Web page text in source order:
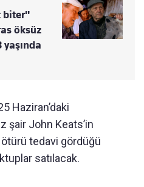
biter"
öksüz
Haziran’daki
şair John Keats’in
tedavi gördüğü
satılacak.